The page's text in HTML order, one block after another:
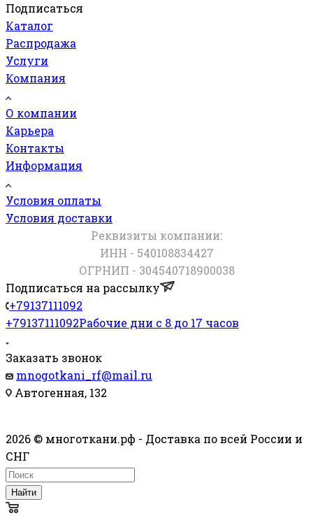
Подписаться
Каталог
Распродажа
Услуги
Компания
О компании
Карьера
Контакты
Информация
Условия оплаты
Условия доставки
Реквизиты компании:
ИНН - 540108834427
ОГРНИП - 304540718900038
Подписаться на рассылку
+79137111092
+79137111092Рабочие дни с 8 до 17 часов
Заказать звонок
mnogotkani_rf@mail.ru
Автогенная, 132
2026 © многоткани.рф - Доставка по всей России и
СНГ
Найти